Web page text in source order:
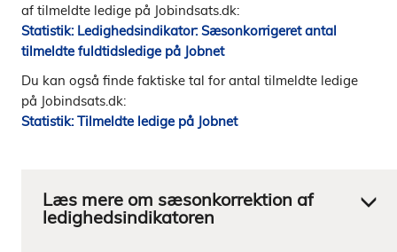
af tilmeldte ledige på Jobindsats.dk:
Statistik: Ledighedsindikator: Sæsonkorrigeret antal
tilmeldte fuldtidsledige på Jobnet
Du kan også finde faktiske tal for antal tilmeldte ledige
på Jobindsats.dk:
Statistik: Tilmeldte ledige på Jobnet